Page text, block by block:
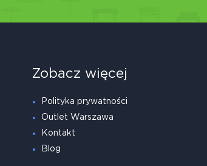
Zobacz więcej
Polityka prywatności
Outlet Warszawa
Kontakt
Blog